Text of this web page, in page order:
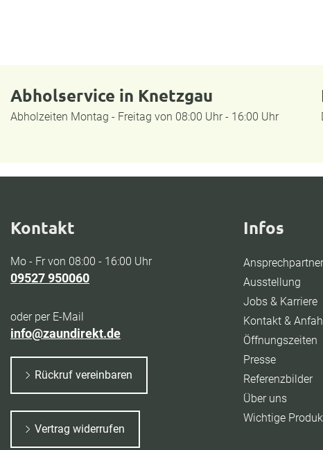
Abholservice in Knetzgau
Abholzeiten Montag - Freitag von 08:00 Uhr - 16:00 Uhr
Kontakt
Mo - Fr von 08:00 - 16:00 Uhr
09527 950060
oder per E-Mail
info@zaundirekt.de
Rückruf vereinbaren
Vertrag widerrufen
Infos
Ansprechpartner
Ausstellung
Jobs & Karriere
Kontakt &
Öffnungszeiten
Presse
Referenzbilder
Über uns
Wichtige